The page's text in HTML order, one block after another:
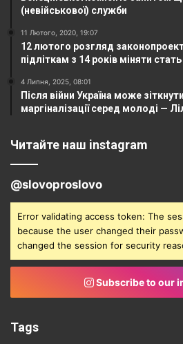
(невійськової) служби
11 Лютого, 2020, 19:07
12 лютого розгляд
підліткам з 14 років міняти
4 Липня, 2025, 08:01
Після війни Україна може
маргіналізації серед молоді —
Читайте наш instagram
@slovoproslovo
Error validating access token: The
because the user changed their
changed the session for security
Subscribe to our
Tags